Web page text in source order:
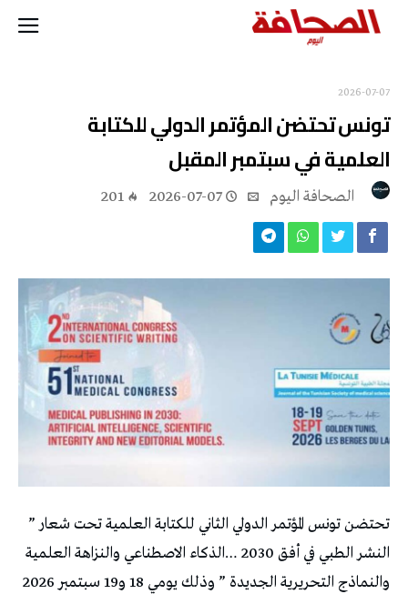
2026-07-07
تونس تحتضن المؤتمر الدولي للكتابة
العلمية في سبتمبر المقبل
2026-07-07
201
تحتضن تونس المؤتمر الدولي الثاني للكتابة العلمية تحت شعار ”
النشر الطبي في أفق 2030 …الذكاء الاصطناعي والنزاهة العلمية
والنماذج التحريرية الجديدة ” وذلك يومي 18 و19 سبتمبر 2026